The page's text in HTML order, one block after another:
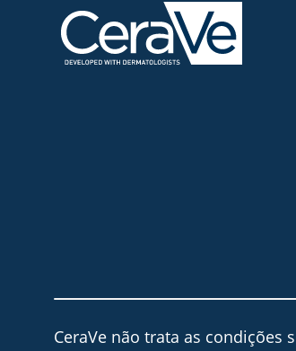
CeraVe não trata as condições